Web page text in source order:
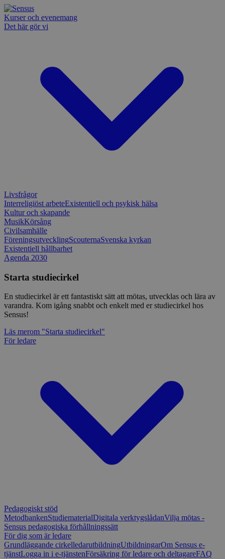
Kurser och evenemang
Det här gör vi
Livsfrågor
Interreligiöst arbeteExistentiell och psykisk hälsa
Kultur och skapande
MusikKörsång
Civilsamhälle
FöreningsutvecklingScouternaSvenska kyrkan
Existentiell hållbarhet
Agenda 2030
Starta studiecirkel
En studiecirkel är ett fantastiskt sätt att mötas, utvecklas och lära av
varandra. Kom igång snabbt och enkelt med er studiecirkel hos
Sensus!
Läs merom "Starta studiecirkel"
För ledare
Pedagogiskt stöd
MetodbankenStudiematerialDigitala verktygslådanVilja mötas -
Sensus pedagogiska förhållningssätt
För dig som är ledare
Grundläggande cirkelledarutbildningUtbildningarOm Sensus e-
tjänstLogga in i e-tjänstenFörsäkring för ledare och deltagareFAQ